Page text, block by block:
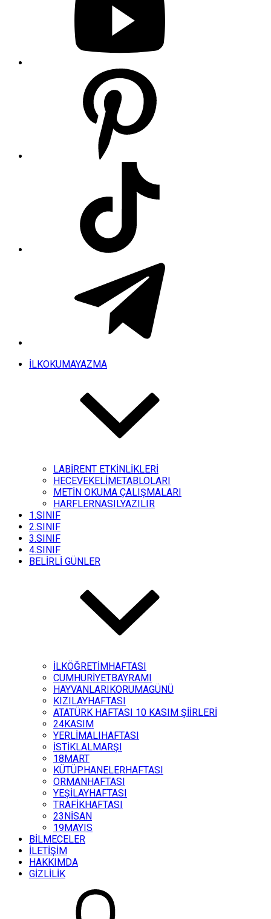
İLKOKUMAYAZMA
LABİRENT ETKİNLİKLERİ
HECEVEKELİMETABLOLARI
METİN OKUMA ÇALIŞMALARI
HARFLERNASILYAZILIR
1.SINIF
2.SINIF
3.SINIF
4.SINIF
BELİRLİ GÜNLER
İLKÖĞRETİMHAFTASI
CUMHURİYETBAYRAMI
HAYVANLARIKORUMAGÜNÜ
KIZILAYHAFTASI
ATATÜRK HAFTASI 10 KASIM ŞİİRLERİ
24KASIM
YERLİMALIHAFTASI
İSTİKLALMARŞI
18MART
KÜTÜPHANELERHAFTASI
ORMANHAFTASI
YEŞİLAYHAFTASI
TRAFİKHAFTASI
23NİSAN
19MAYIS
BİLMECELER
İLETİŞİM
HAKKIMDA
GİZLİLİK